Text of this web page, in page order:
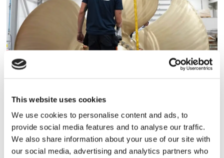
This website uses cookies
We use cookies to personalise content and ads, to
provide social media features and to analyse our traffic.
We also share information about your use of our site with
our social media, advertising and analytics partners who
Maritime köper Berg
Propulsion